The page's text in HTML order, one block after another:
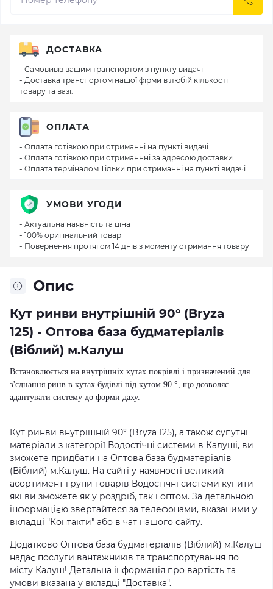
Опис
Кут ринви внутрішній 90° (Bryza
125) - Оптова база будматеріалів
(Віблий) м.Калуш
Встановлюється на внутрішніх кутах покрівлі і призначений для
з'єднання ринв в кутах будівлі під кутом 90 °, що дозволяє
адаптувати систему до форми даху.
Кут ринви внутрішній 90° (Bryza 125), а також супутні
матеріали з категорії Водостічні системи в Калуші, ви
зможете придбати на Оптова база будматеріалів
(Віблий) м.Калуш. На сайті у наявності великий
асортимент групи товарів Водостічні системи купити
які ви зможете як у роздріб, так і оптом. За детальною
інформацією звертайтеся за телефонами, вказаними у
вкладці "Контакти" або в чат нашого сайту.
Додатково Оптова база будматеріалів (Віблий) м.Калуш
надає послуги вантажників та транспортування по
місту Калуш! Детальна інформація про вартість та
умови вказана у вкладці "Доставка".
ДОСТАВКА
- Самовивіз вашим транспортом з пункту видачі
- Доставка транспортом нашої фірми в любій кількості
товару та вазі.
ОПЛАТА
- Оплата готівкою при отриманні на пункті видачі
- Оплата готівкою при отриманнні за адресою доставки
- Оплата терміналом Тільки при отриманні на пункті видачі
УМОВИ УГОДИ
- Актуальна наявність та ціна
- 100% оригінальний товар
- Повернення протягом 14 днів з моменту отримання товару